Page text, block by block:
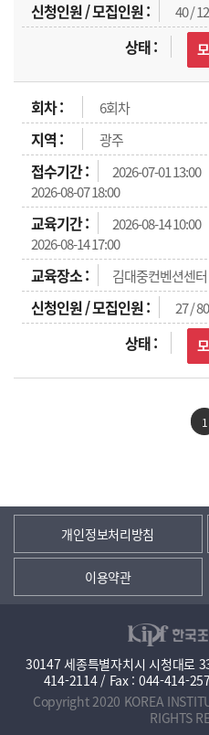
40 /
6회차
광주
2026-07-01 13:00
2026-08-07 18:00
2026-08-14 10:00
2026-08-14 17:00
김대중컨벤션센터
27 / 80
1
개인정보처리방침
이용약관
30147 세종특별자치시 시청대로
414-2114 / Fax : 044-414-
Copyright 2020 KOREA
RIGHTS